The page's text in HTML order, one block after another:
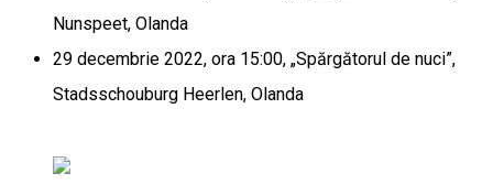
Nunspeet, Olanda
29 decembrie 2022, ora 15:00, „Spărgătorul de nuci”,
Stadsschouburg Heerlen, Olanda